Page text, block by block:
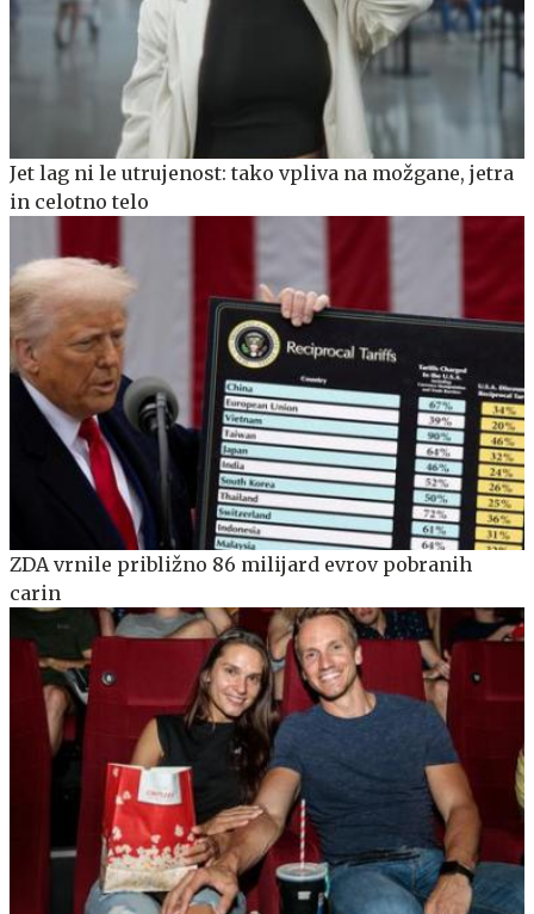
Jet lag ni le utrujenost: tako vpliva na možgane, jetra
in celotno telo
ZDA vrnile približno 86 milijard evrov pobranih
carin